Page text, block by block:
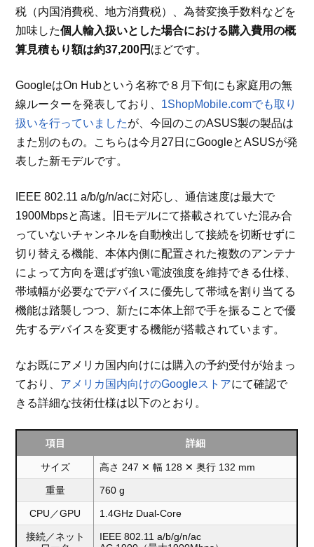
税（内国消費税、地方消費税）、為替変換手数料などを
加味した個人輸入扱いとした場合における購入費用の概
算見積もり額は約37,200円 ほどです。
GoogleはOn Hubという名称で８月下旬にも家庭用の無
線ルーターを発表しており、 1ShopMobile.comでも取り
扱いを行っていましたが、今回のこのASUS製の製品は
また別のもの。こちらは今月27日にGoogleとASUSが発
表した新モデルです。
IEEE 802.11 a/b/g/n/acに対応し、通信速度は最大で
1900Mbpsと高速。旧モデルにて搭載されていた混み合
っていないチャンネルを自動検出して接続を切断せずに
切り替える機能、本体内側に配置された複数のアンテナ
によって方向を選ばず強い電波強度を維持できる仕様、
帯域幅が必要なでデバイスに優先して帯域を割り当てる
機能は踏襲しつつ、新たに本体上部で手を振ることで優
先するデバイスを変更する機能が搭載されています。
なお既にアメリカ国内向けには購入の予約受付が始まっ
ており、 アメリカ国内向けのGoogleストアにて確認で
きる詳細な技術仕様は以下のとおり。
項目 詳細
サイズ 高さ 247 ✕ 幅 128 ✕ 奥行 132 mm
重量 760 g
CPU／GPU 1.4GHz Dual-Core
接続／ネット
IEEE 802.11 a/b/g/n/ac